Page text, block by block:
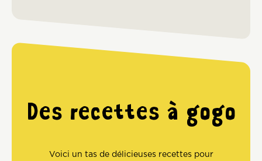
Des recettes à gogo
Voici un tas de délicieuses recettes pour